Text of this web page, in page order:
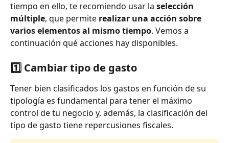
tiempo en ello, te recomiendo usar la selección
múltiple, que permite realizar una acción sobre
varios elementos al mismo tiempo. Vemos a
continuación qué acciones hay disponibles.
1️⃣ Cambiar tipo de gasto
Tener bien clasificados los gastos en función de su
tipología es fundamental para tener el máximo
control de tu negocio y, además, la clasificación del
tipo de gasto tiene repercusiones fiscales.